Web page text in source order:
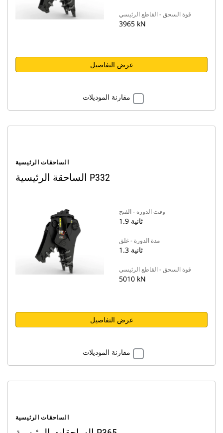
قوة السحق - القاطع الرئيسي
3965 kN
عرض التفاصيل
مقارنة الموديلات
الساحقات الرئيسية
الساحقة الرئيسية P332
وقت الدورة - الفتح
1.9 ثانية
مدة الدورة - غلق
1.3 ثانية
قوة السحق - القاطع الرئيسي
5010 kN
عرض التفاصيل
مقارنة الموديلات
الساحقات الرئيسية